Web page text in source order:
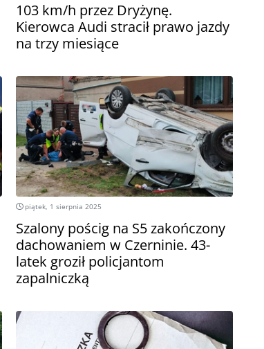
103 km/h przez Dryżynę.
Kierowca Audi stracił prawo jazdy
na trzy miesiące
piątek, 1 sierpnia 2025
Szalony pościg na S5 zakończony
dachowaniem w Czerninie. 43-
latek groził policjantom
zapalniczką